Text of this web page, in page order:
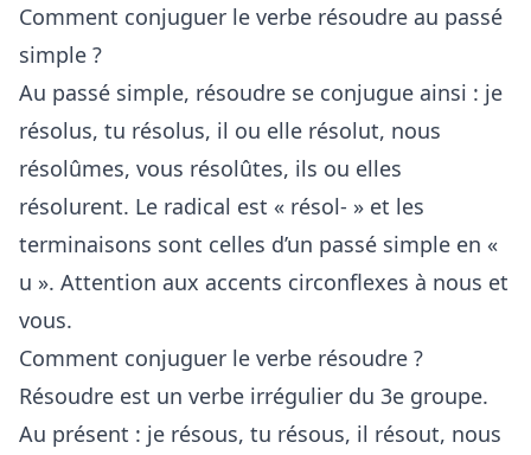
Comment conjuguer le verbe résoudre au passé
simple ?
Au passé simple, résoudre se conjugue ainsi : je
résolus, tu résolus, il ou elle résolut, nous
résolûmes, vous résolûtes, ils ou elles
résolurent. Le radical est « résol- » et les
terminaisons sont celles d’un passé simple en «
u ». Attention aux accents circonflexes à nous et
vous.
Comment conjuguer le verbe résoudre ?
Résoudre est un verbe irrégulier du 3e groupe.
Au présent : je résous, tu résous, il résout, nous